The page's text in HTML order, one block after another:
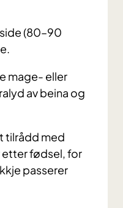
(80–90
mage- eller
av beina og
tilrådd med
etter fødsel, for
passerer